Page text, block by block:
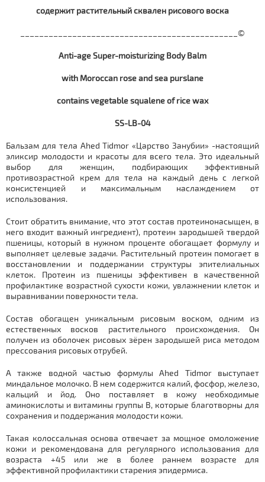
содержит растительный сквален рисового воска
______________________________________________©
Anti-age Super-moisturizing Body Balm
with Moroccan rose and sea purslane
contains vegetable squalene of rice wax
SS-LB-04
Бальзам для тела Ahed Tidmor «Царство Занубии» -настоящий
эликсир молодости и красоты для всего тела. Это идеальный
выбор для женщин, подбирающих эффективный
противозрастной крем для тела на каждый день с легкой
консистенцией и максимальным наслаждением от
использования.
Стоит обратить внимание, что этот состав протеинонасыщен, в
него входит важный ингредиент), протеин зародышей твердой
пшеницы, который в нужном проценте обогащает формулу и
выполняет целевые задачи. Растительный протеин помогает в
восстановлении и поддержании структуры эпителиальных
клеток. Протеин из пшеницы эффективен в качественной
профилактике возрастной сухости кожи, увлажнении клеток и
выравнивании поверхности тела.
Состав обогащен уникальным рисовым воском, одним из
естественных восков растительного происхождения. Он
получен из оболочек рисовых зёрен зародышей риса методом
прессования рисовых отрубей.
А также водной частью формулы Ahed Tidmor выступает
миндальное молочко. В нем содержится калий, фосфор, железо,
кальций и йод. Оно поставляет в кожу необходимые
аминокислоты и витамины группы В, которые благотворны для
сохранения и поддержания молодости кожи.
Такая колоссальная основа отвечает за мощное омоложение
кожи и рекомендована для регулярного использования для
возраста +45 или же в более раннем возрасте для
эффективной профилактики старения эпидермиса.